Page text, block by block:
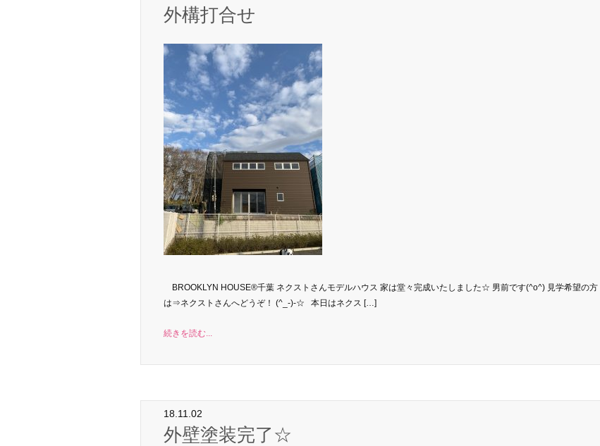
外構打合せ
BROOKLYN HOUSE®千葉 ネクストさんモデルハウス 家は堂々完成いたしました☆ 男前です(^o^) 見学希望の方
は⇒ネクストさんへどうぞ！ (^_-)-☆ 本日はネクス […]
続きを読む...
18.11.02
外壁塗装完了☆